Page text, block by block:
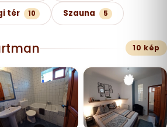
tér 10 Szauna 5
10 kép